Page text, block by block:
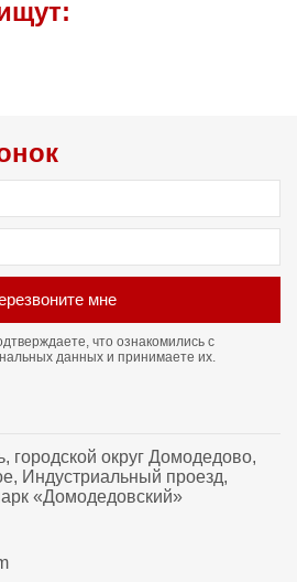
мне
что ознакомились с
данных и принимаете их.
городской округ Домодедово,
Индустриальный проезд,
«Домодедовский»